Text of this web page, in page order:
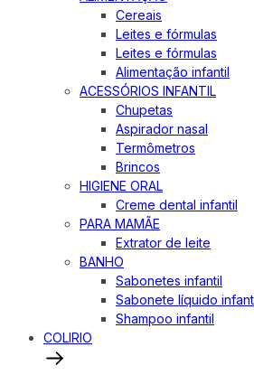
Cereais
Leites e fórmulas
Leites e fórmulas
Alimentação infantil
ACESSÓRIOS INFANTIL
Chupetas
Aspirador nasal
Termômetros
Brincos
HIGIENE ORAL
Creme dental infantil
PARA MAMÃE
Extrator de leite
BANHO
Sabonetes infantil
Sabonete líquido
Shampoo infantil
COLIRIO